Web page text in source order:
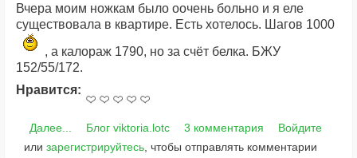
Вчера моим ножкам было оочень больно и я еле
существовала в квартире. Есть хотелось. Шагов 1000
, а калораж 1790, но за счёт белка. БЖУ
152/55/172.
Нравится:
Далее... Блог viktoria.lotc 3 комментария
Войдите
или зарегистрируйтесь , чтобы отправлять комментарии